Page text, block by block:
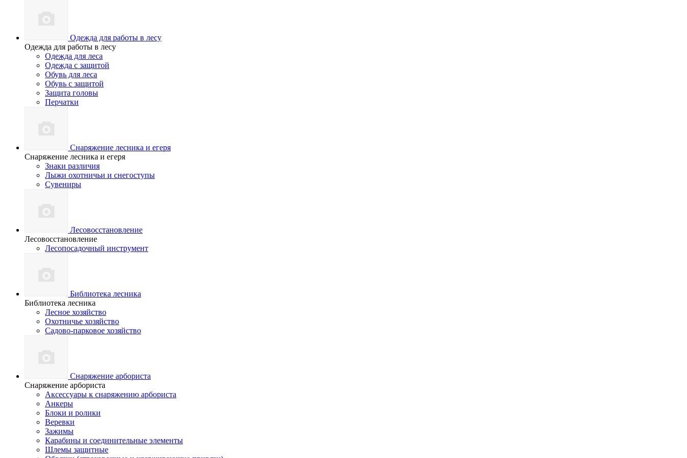
Одежда для работы в лесу
Одежда для работы в лесу
Одежда для леса
Одежда с защитой
Обувь для леса
Обувь с защитой
Защита головы
Перчатки
Снаряжение лесника и егеря
Снаряжение лесника и егеря
Знаки различия
Лыжи охотничьи и снегоступы
Сувениры
Лесовосстановление
Лесовосстановление
Лесопосадочный инструмент
Библиотека лесника
Библиотека лесника
Лесное хозяйство
Охотничье хозяйство
Садово-парковое хозяйство
Снаряжение арбориста
Снаряжение арбориста
Аксессуары к снаряжению арбориста
Анкеры
Блоки и ролики
Веревки
Зажимы
Карабины и соединительные элементы
Шлемы защитные